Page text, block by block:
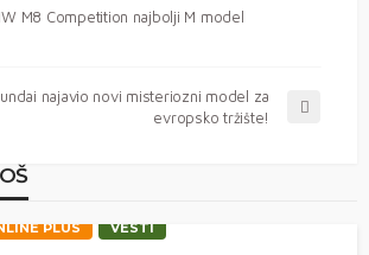
M8 Competition najbolji M model
najavio novi misteriozni model za
evropsko tržište!
PLUS VESTI